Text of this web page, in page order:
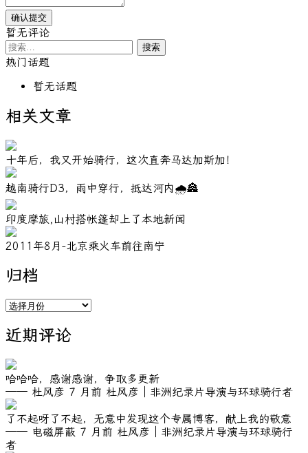
暂无评论
搜
索：
热门话题
暂无话题
相关文章
十年后，我又开始骑行，这次直奔马达加斯加！
越南骑行D3，雨中穿行，抵达河内🌧️🏯
印度摩旅,山村搭帐篷却上了本地新闻
2011年8月-北京乘火车前往南宁
归档
归
近期评论
哈哈哈，感谢感谢，争取多更新
—— 杜风彦 7 月前 杜风彦｜非洲纪录片导演与环球骑行者
了不起呀了不起，无意中发现这个专属博客，献上我的敬意
—— 电磁屏蔽 7 月前 杜风彦｜非洲纪录片导演与环球骑行
者